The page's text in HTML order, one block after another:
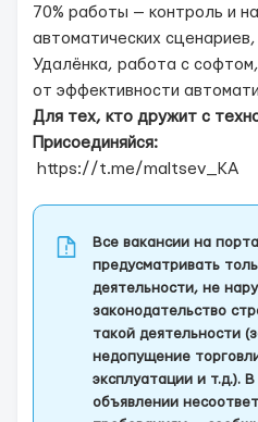
70% работы — контроль и
автоматических
Удалёнка, работа с
от эффективности
Для тех, кто дружит с
Присоединяйся:
https://t.me/maltsev_KA
Все вакансии на
предусматривать
деятельности, не
законодательство
такой деятельности
недопущение
эксплуатации и т.д.).
объявлении